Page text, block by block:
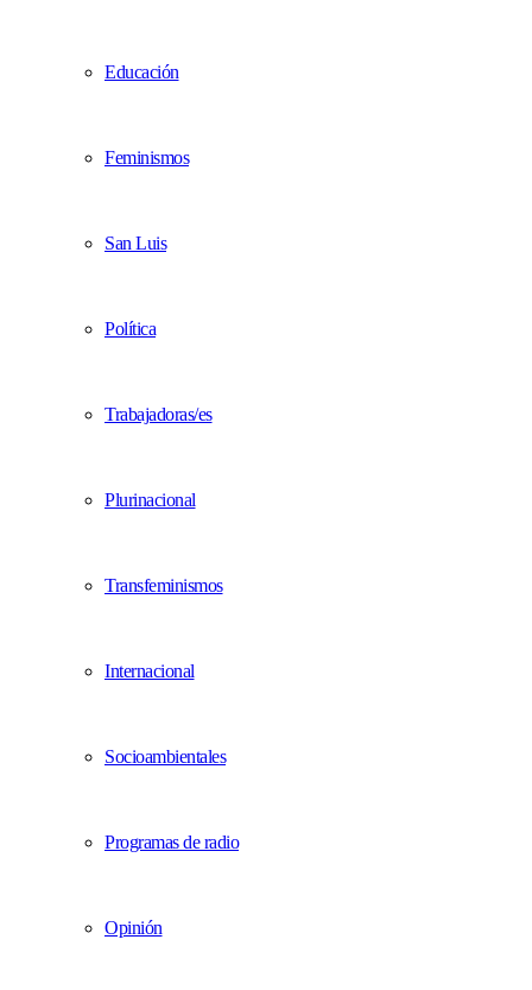
Educación
Feminismos
San Luis
Política
Trabajadoras/es
Plurinacional
Transfeminismos
Internacional
Socioambientales
Programas de radio
Opinión